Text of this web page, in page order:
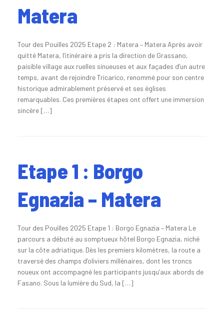
Matera
Tour des Pouilles 2025 Etape 2 : Matera – Matera Après avoir
quitté Matera, l’itinéraire a pris la direction de Grassano,
paisible village aux ruelles sinueuses et aux façades d’un autre
temps, avant de rejoindre Tricarico, renommé pour son centre
historique admirablement préservé et ses églises
remarquables. Ces premières étapes ont offert une immersion
sincère […]
Etape 1 : Borgo
Egnazia – Matera
Tour des Pouilles 2025 Etape 1 : Borgo Egnazia – Matera Le
parcours a débuté au somptueux hôtel Borgo Egnazia, niché
sur la côte adriatique. Dès les premiers kilomètres, la route a
traversé des champs d’oliviers millénaires, dont les troncs
noueux ont accompagné les participants jusqu’aux abords de
Fasano. Sous la lumière du Sud, la […]